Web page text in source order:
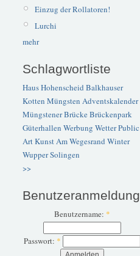
Einzug der Rollatoren!
Lurchi
mehr
Schlagwortliste
Haus Hohenscheid Balkhauser
Kotten Müngsten Adventskalender
Müngstener BrückeBrückenpark
Güterhallen Werbung WetterPublic
ArtKunstAm Wegesrand Winter
WupperSolingen
>>
Benutzeranmeldung
Benutzername: *
Passwort: *